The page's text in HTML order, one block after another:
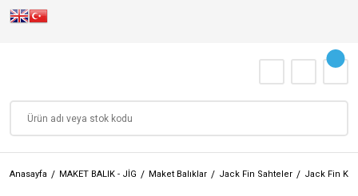
Anasayfa MAKET BALIK - JİG Maket Balıklar Jack Fin Sahteler Jack Fin